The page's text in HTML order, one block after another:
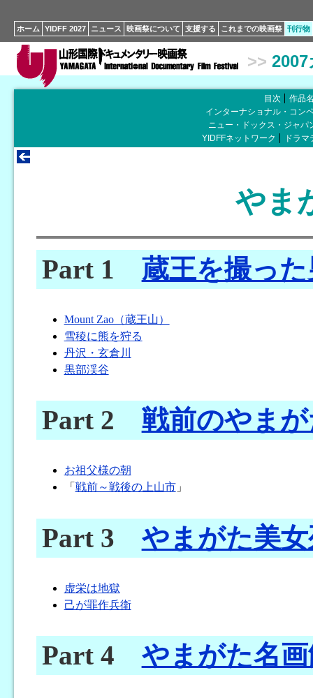
ホーム YIDFF 2027 ニュース 映画祭について 支援する これまでの映画祭 刊行物
>>
目次
作品
インターナショナル・コン
ニュー・ドックス・ジャパ
YIDFFネットワーク
ドラ
やま
Part 1 蔵王を撮っ
Mount Zao（蔵王山）
雪稜に熊を狩る
丹沢・玄倉川
黒部渓谷
Part 2 戦前のやま
お祖父様の朝
「 戦前～戦後の上山市」
Part 3 やまがた美
虚栄は地獄
己が罪作兵衛
Part 4 やまがた名